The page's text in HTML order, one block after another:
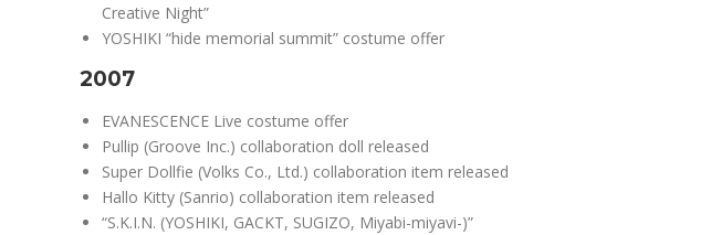
Creative Night”
YOSHIKI “hide memorial summit” costume offer
2007
EVANESCENCE Live costume offer
Pullip (Groove Inc.) collaboration doll released
Super Dollfie (Volks Co., Ltd.) collaboration item released
Hallo Kitty (Sanrio) collaboration item released
“S.K.I.N. (YOSHIKI, GACKT, SUGIZO, Miyabi-miyavi-)”